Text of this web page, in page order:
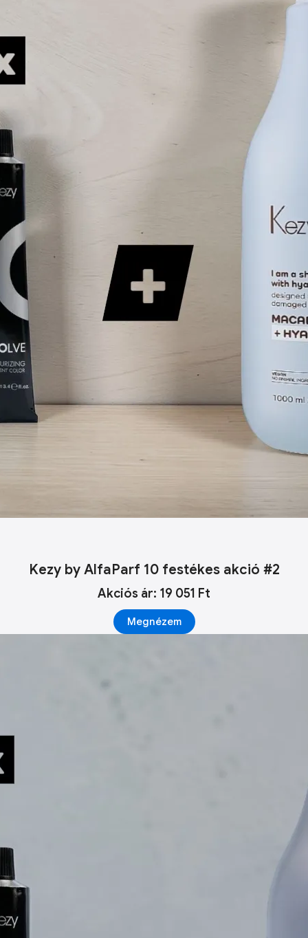
Kezy by AlfaParf 10 festékes akció #2
Akciós ár: 19 051 Ft
Megnézem